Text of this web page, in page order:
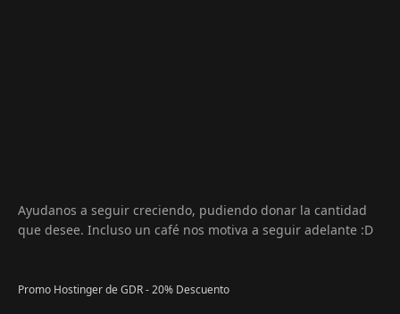
Ayudanos a seguir creciendo, pudiendo donar la cantidad
que desee. Incluso un café nos motiva a seguir adelante :D
Promo Hostinger de GDR - 20% Descuento